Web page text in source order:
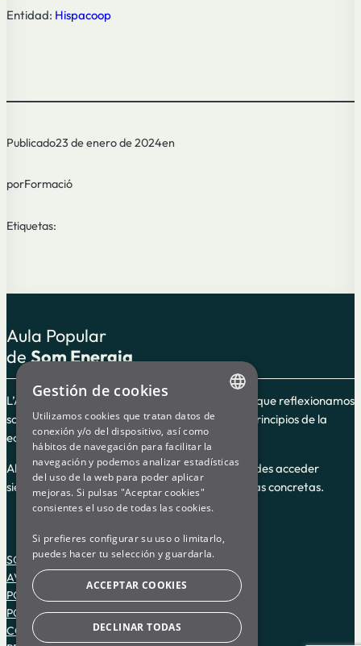
Entidad: Hispacoop
Publicado23 de enero de 2024en
porFormació
Etiquetas:
Aula Popular
deSom Energia
L’Aula Popular es un espacio de formación en el que reflexionamos
sobre el cooperativismo y la energía según los principios de la
economía social y solidaria.
Algunos de los cursos guiados son en línea y puedes acceder
siempre, y otros son impartidos en fechas y horas concretas.
SOM ENERGIA
AVISO LEGAL
POLÍTICA DE PRIVACIDAD
POLÍTICA DE COOKIES
CONDICIONES DE USO DE LA PLATAFORMA
ENGLISH
SPANISH
GL
BASQUE
Gestión de cookies
Utilizamos cookies que tratan datos de
conexión y/o del dispositivo, así como
hábitos de navegación para facilitar la
navegación y podemos analizar estadísticas
del uso de la web para poder aplicar
mejoras. Si pulsas "Aceptar cookies"
consientes el uso de todas las cookies.
Si prefieres configurar su uso o limitarlo,
puedes hacer tu selección y guardarla.
ACCEPTAR COOKIES
DECLINAR TODAS